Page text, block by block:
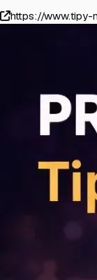
https://www.tipy-